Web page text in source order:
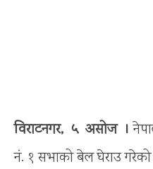
विराटनगर, ५ असोज ।
नं. १ सभाको बेल घेराउ